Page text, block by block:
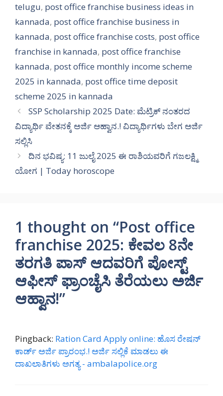
telugu, post office franchise business ideas in
kannada, post office franchise business in
kannada, post office franchise costs, post office
franchise in kannada, post office franchise
kannada, post office monthly income scheme
2025 in kannada, post office time deposit
scheme 2025 in kannada
SSP Scholarship 2025 Date: ಮೆಟ್ರಿಕ್ ನಂತರದ
ವಿದ್ಯಾರ್ಥಿ ವೇತನಕ್ಕೆ ಅರ್ಜಿ ಆಹ್ವಾನ.! ವಿದ್ಯಾರ್ಥಿಗಳು ಬೇಗ ಅರ್ಜಿ
ಸಲ್ಲಿಸಿ
ದಿನ ಭವಿಷ್ಯ: 11 ಜುಲೈ 2025 ಈ ರಾಶಿಯವರಿಗೆ ಗಜಲಕ್ಷ್ಮಿ
ಯೋಗ | Today horoscope
1 thought on “Post office
franchise 2025: ಕೇವಲ 8ನೇ
ತರಗತಿ ಪಾಸ್ ಆದವರಿಗೆ ಪೋಸ್ಟ್
ಆಫೀಸ್ ಫ್ರಾಂಚೈಸಿ ತೆರೆಯಲು ಅರ್ಜಿ
ಆಹ್ವಾನ!”
Pingback: Ration Card Apply online: ಹೊಸ ರೇಷನ್
ಕಾರ್ಡ್ ಅರ್ಜಿ ಪ್ರಾರಂಭ.! ಅರ್ಜಿ ಸಲ್ಲಿಕೆ ಮಾಡಲು ಈ
ದಾಖಲಾತಿಗಳು ಅಗತ್ಯ - ambalapolice.org